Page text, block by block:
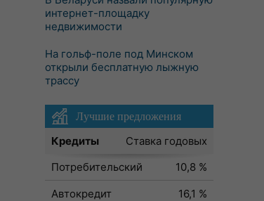
интернет-площадку
недвижимости
На гольф-поле под Минском
открыли бесплатную лыжную
трассу
Лучшие предложения
Кредиты
Ставка годовых
Потребительский
10,8 %
Автокредит
16,1 %